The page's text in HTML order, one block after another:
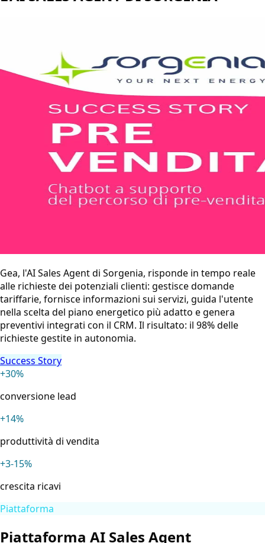
Gea, l'AI Sales Agent di Sorgenia, risponde in tempo reale
alle richieste dei potenziali clienti: gestisce domande
tariffarie, fornisce informazioni sui servizi, guida l'utente
nella scelta del piano energetico più adatto e genera
preventivi integrati con il CRM. Il risultato: il 98% delle
richieste gestite in autonomia.
Success Story
+30%
conversione lead
+14%
produttività di vendita
+3-15%
crescita ricavi
Piattaforma
Piattaforma AI Sales Agent